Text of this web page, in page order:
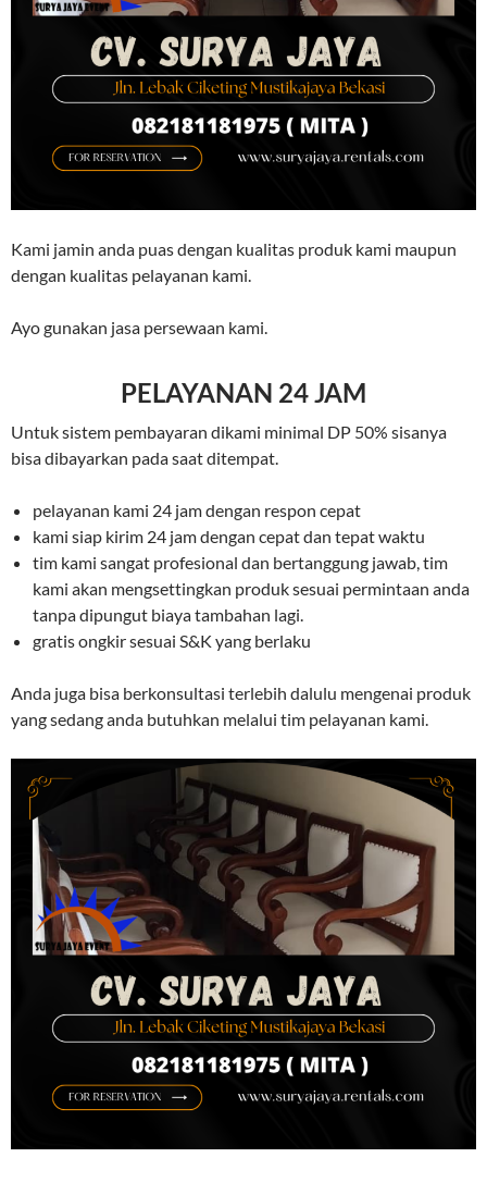
Kami jamin anda puas dengan kualitas produk kami maupun
dengan kualitas pelayanan kami.
Ayo gunakan jasa persewaan kami.
PELAYANAN 24 JAM
Untuk sistem pembayaran dikami minimal DP 50% sisanya
bisa dibayarkan pada saat ditempat.
pelayanan kami 24 jam dengan respon cepat
kami siap kirim 24 jam dengan cepat dan tepat waktu
tim kami sangat profesional dan bertanggung jawab, tim
kami akan mengsettingkan produk sesuai permintaan anda
tanpa dipungut biaya tambahan lagi.
gratis ongkir sesuai S&K yang berlaku
Anda juga bisa berkonsultasi terlebih dalulu mengenai produk
yang sedang anda butuhkan melalui tim pelayanan kami.